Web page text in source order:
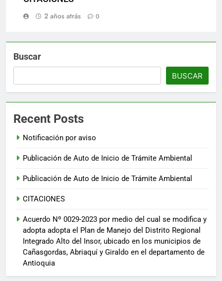
2 años atrás
0
Buscar
BUSCAR
Recent Posts
Notificación por aviso
Publicación de Auto de Inicio de Trámite Ambiental
Publicación de Auto de Inicio de Trámite Ambiental
CITACIONES
Acuerdo Nº 0029-2023 por medio del cual se modifica y
adopta adopta el Plan de Manejo del Distrito Regional
Integrado Alto del Insor, ubicado en los municipios de
Cañasgordas, Abriaquí y Giraldo en el departamento de
Antioquia